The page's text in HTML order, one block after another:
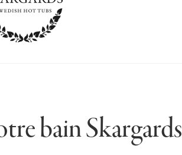
bain Skargards